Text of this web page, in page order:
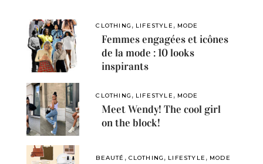
CLOTHING , LIFESTYLE , MODE
Femmes engagées et icônes
de la mode : 10 looks
inspirants
CLOTHING , LIFESTYLE , MODE
Meet Wendy! The cool girl
on the block!
BEAUTÉ , CLOTHING , LIFESTYLE , MODE